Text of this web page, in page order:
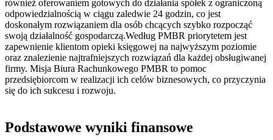
również oferowaniem gotowych do działania spółek z ograniczoną
odpowiedzialnością w ciągu zaledwie 24 godzin, co jest
doskonałym rozwiązaniem dla osób chcących szybko rozpocząć
swoją działalność gospodarczą.Według PMBR priorytetem jest
zapewnienie klientom opieki księgowej na najwyższym poziomie
oraz znalezienie najtrafniejszych rozwiązań dla każdej obsługiwanej
firmy. Misja Biura Rachunkowego PMBR to pomoc
przedsiębiorcom w realizacji ich celów biznesowych, co przyczynia
się do ich sukcesu i rozwoju.
Podstawowe wyniki finansowe